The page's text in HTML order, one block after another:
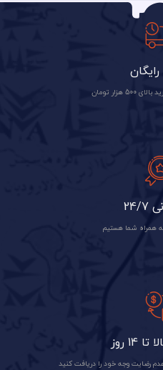
7
همراه شما هستیم
روز
رضایت وجه خود را دریافت کنید